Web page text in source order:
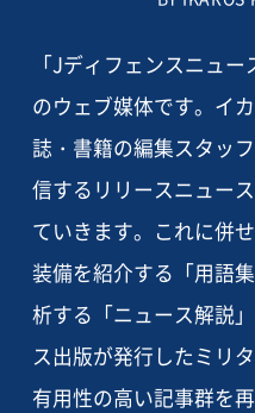
「Jディフェンスニュ
のウェブ媒体です。イ
誌・書籍の編集スタッ
信するリリースニュー
ていきます。これに併
装備を紹介する「用語
析する「ニュース解説
ス出版が発行したミリ
有用性の高い記事群を